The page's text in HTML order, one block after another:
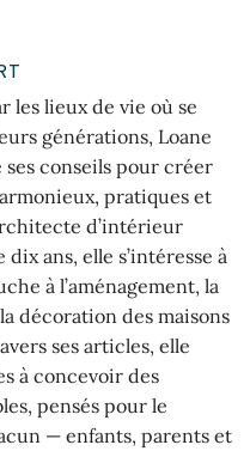
les lieux de vie où se
générations, Loane
ses conseils pour créer
pratiques et
d’intérieur
ans, elle s’intéresse à
à l’aménagement, la
décoration des maisons
ses articles, elle
à concevoir des
pensés pour le
— enfants, parents et